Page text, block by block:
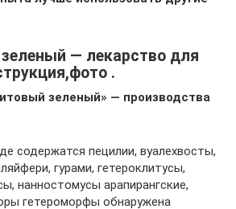
— лекарство для
.
зеленый» — производства
содержатся пецилии, вуалехвосты,
гурами, гетероклитусы,
нанностомусы арапирангские,
гетероморфы обнаружена